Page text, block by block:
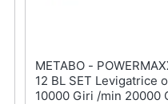
METABO - POWERMAXX SRA
12 BL SET Levigatrice
10000 Giri /min 20000